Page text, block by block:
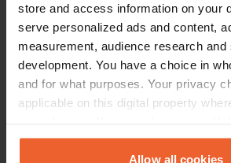
store and access information on your
serve personalized ads and content,
measurement, audience research and
development. You have a choice in
and for what purposes. Your privacy
applicable on this digital property
any time from the Cookie Declaration
the Privacy trigger icon.Allow all cookies
Contact